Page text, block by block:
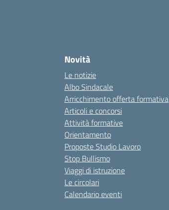
Novità
Le notizie
Albo Sindacale
Arricchimento offerta formativa
Articoli e concorsi
Attività formative
Orientamento
Proposte Studio Lavoro
Stop Bullismo
Viaggi di istruzione
Le circolari
Calendario eventi